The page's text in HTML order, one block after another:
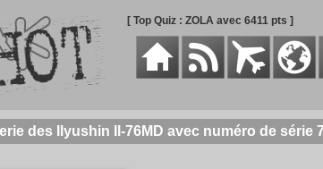
[ Top Quiz : ZOLA avec 6411 pts ]
des Ilyushin Il-76MD avec numéro de série